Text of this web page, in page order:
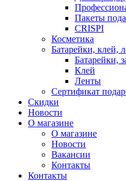
Пакеты
CRISPI
Косметика
Батарейки, клей,
Батарейки,
Клей
Ленты
Сертификат
Скидки
Новости
О магазине
О магазине
Новости
Вакансии
Контакты
Контакты